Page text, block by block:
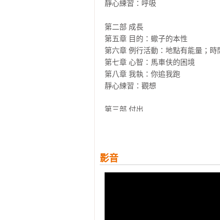
每天睡前寫下感恩日記，減少雜念
擁有僧人心態，你將學到：
．如何克服消極的負面情緒
．如何清除腦中雜音，停止胡思亂想
．為什麼比較心會殺死愛
．為什麼無法透過追求幸福來找到幸
．為什麼善良對成功如此重要
靜心練習：呼吸
第二部 成長
第五章 目的：蠍子的本性
第六章 例行活動：地點有能量；時
第七章 心智：馬車伕的困境
第八章 我執：你追我跑
靜心練習：觀想
第三部 付出
靜心練習：唱誦
影音